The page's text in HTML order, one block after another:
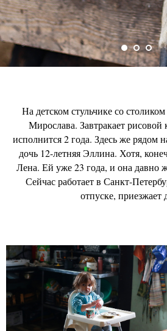
На детском стульчике со
Мирослава. Завтракает
исполнится 2 года. Здесь же рядом
дочь 12-летняя Эллина. Хотя,
Лена. Ей уже 23 года, и она давно
Сейчас работает в Санкт-
отпуске, приезжает